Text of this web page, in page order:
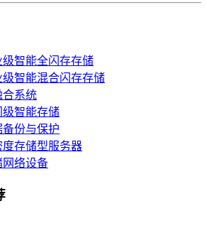
级智能全闪存存储
级智能混合闪存存储
合系统
级智能存储
备份与保护
度存储型服务器
网络设备